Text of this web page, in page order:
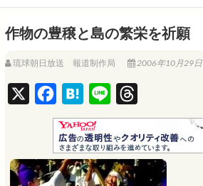
作物の豊穣と島の繁栄を祈願
琉球朝日放送 報道制作局 2006年10月29日
a
c
e
b
H
a
t
e
n
i
n
e
h
r
e